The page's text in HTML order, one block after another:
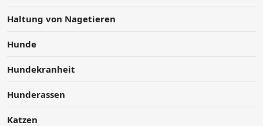
Haltung von Nagetieren
Hunde
Hundekranheit
Hunderassen
Katzen